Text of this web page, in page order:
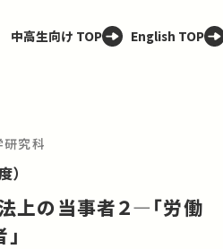
中高生向け TOP English TOP
研究科
）
上の当事者２―「労働